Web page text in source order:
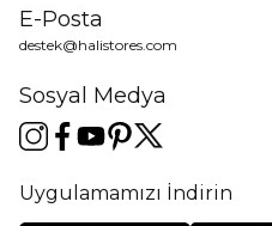
E-Posta
destek@halistores.com
Sosyal Medya
Uygulamamızı İndirin